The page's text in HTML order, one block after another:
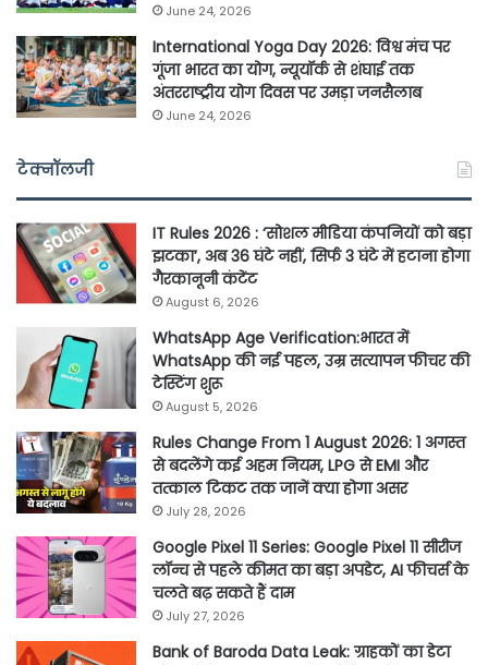
June 24, 2026
International Yoga Day 2026: विश्व मंच पर
गूंजा भारत का योग, न्यूयॉर्क से शंघाई तक
अंतरराष्ट्रीय योग दिवस पर उमड़ा जनसैलाब
June 24, 2026
टेक्नॉलजी
IT Rules 2026 : ‘सोशल मीडिया कंपनियों को बड़ा
झटका’, अब 36 घंटे नहीं, सिर्फ 3 घंटे में हटाना होगा
गैरकानूनी कंटेंट
August 6, 2026
WhatsApp Age Verification:भारत में
WhatsApp की नई पहल, उम्र सत्यापन फीचर की
टेस्टिंग शुरू
August 5, 2026
Rules Change From 1 August 2026: 1 अगस्त
से बदलेंगे कई अहम नियम, LPG से EMI और
तत्काल टिकट तक जानें क्या होगा असर
July 28, 2026
Google Pixel 11 Series: Google Pixel 11 सीरीज
लॉन्च से पहले कीमत का बड़ा अपडेट, AI फीचर्स के
चलते बढ़ सकते हैं दाम
July 27, 2026
Bank of Baroda Data Leak: ग्राहकों का डेटा